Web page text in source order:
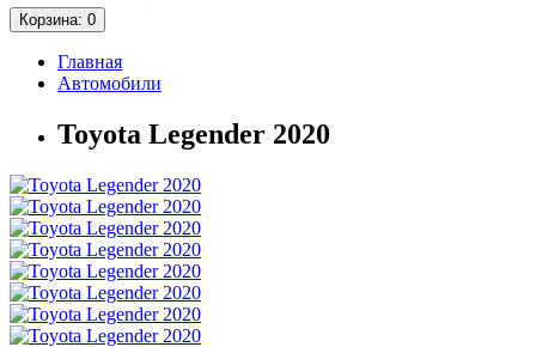
Корзина: 0
Главная
Автомобили
Toyota Legender 2020